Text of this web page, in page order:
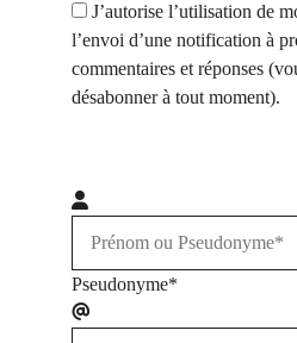
J’autorise l’utilisation de
l’envoi d’une notification à
commentaires et réponses
désabonner à tout moment).
Pseudonyme*